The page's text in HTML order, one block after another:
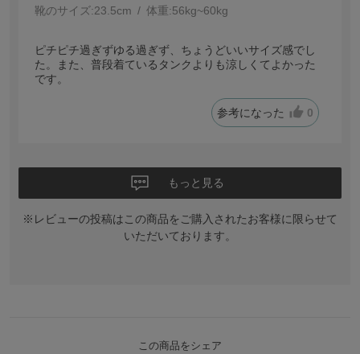
靴のサイズ:23.5cm 体重:56kg~60kg
ピチピチ過ぎずゆる過ぎず、ちょうどいいサイズ感でし
た。また、普段着ているタンクよりも涼しくてよかった
です。
参考になった 0
もっと見る
※レビューの投稿はこの商品をご購入されたお客様に限らせて
いただいております。
この商品をシェア